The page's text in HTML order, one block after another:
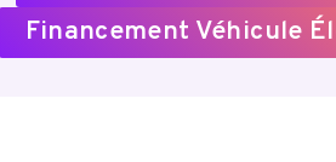
Financement Véhicule